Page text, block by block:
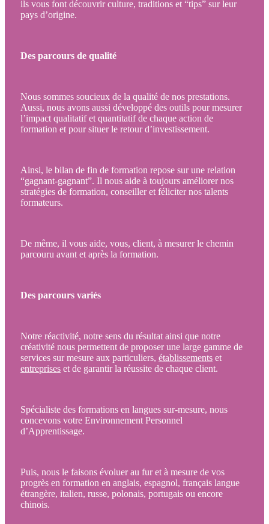
ils vous font découvrir culture, traditions et “tips” sur leur
pays d’origine.
Des parcours de qualité
Nous sommes soucieux de la qualité de nos prestations.
Aussi, nous avons aussi développé des outils pour mesurer
l’impact qualitatif et quantitatif de chaque action de
formation et pour situer le retour d’investissement.
Ainsi, le bilan de fin de formation repose sur une relation
“gagnant-gagnant”. Il nous aide à toujours améliorer nos
stratégies de formation, conseiller et féliciter nos talents
formateurs.
De même, il vous aide, vous, client, à mesurer le chemin
parcouru avant et après la formation.
Des parcours variés
Notre réactivité, notre sens du résultat ainsi que notre
créativité nous permettent de proposer une large gamme de
services sur mesure aux particuliers, établissements et
entreprises et de garantir la réussite de chaque client.
Spécialiste des formations en langues sur-mesure, nous
concevons votre Environnement Personnel
d’Apprentissage.
Puis, nous le faisons évoluer au fur et à mesure de vos
progrès en formation en anglais, espagnol, français langue
étrangère, italien, russe, polonais, portugais ou encore
chinois.